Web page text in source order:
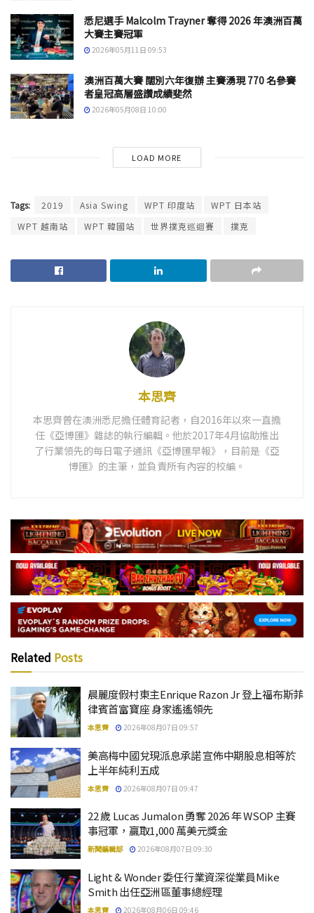
悉尼選手 Malcolm Trayner 奪得 2026 年澳洲百萬
大賽主賽冠軍
2026年05月11日 09:53
澳洲百萬大賽 闊別六年復辦 主賽湧現 770 名參賽
者皇冠高層盛讚成績斐然
2026年05月08日 10:00
LOAD MORE
Tags: 2019 Asia Swing WPT 印度站
WPT 日本站
WPT 越南站
WPT 韓國站 世界撲克巡迴賽 撲克
本思齊
本思齊曾在澳洲悉尼擔任體育記者，自2016年以來一直擔
任《亞博匯》雜誌的執行編輯。他於2017年4月協助推出
了行業領先的每日電子通訊《亞博匯早報》，目前是《亞
博匯》的主筆，並負責所有內容的校編。
Related Posts
晨麗度假村東主Enrique Razon Jr 登上福布斯菲
律賓首富寶座 身家遙遙領先
本思齊 2026年08月07日 09:57
美高梅中國兌現派息承諾 宣佈中期股息相等於
上半年純利五成
本思齊 2026年08月07日 09:47
22 歲 Lucas Jumalon 勇奪 2026 年 WSOP 主賽
事冠軍，贏取1,000 萬美元獎金
新聞編輯部 2026年08月07日 09:30
Light & Wonder 委任行業資深從業員Mike
Smith 出任亞洲區董事總經理
本思齊 2026年08月06日 09:46